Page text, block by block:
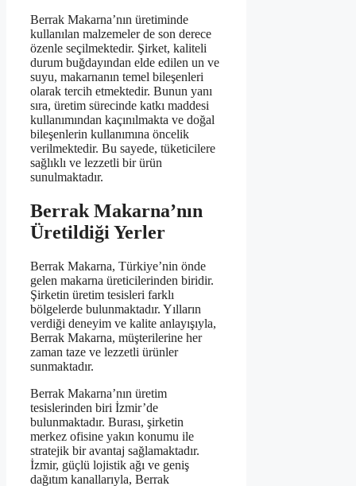
Berrak Makarna’nın üretiminde
kullanılan malzemeler de son derece
özenle seçilmektedir. Şirket, kaliteli
durum buğdayından elde edilen un ve
suyu, makarnanın temel bileşenleri
olarak tercih etmektedir. Bunun yanı
sıra, üretim sürecinde katkı maddesi
kullanımından kaçınılmakta ve doğal
bileşenlerin kullanımına öncelik
verilmektedir. Bu sayede, tüketicilere
sağlıklı ve lezzetli bir ürün
sunulmaktadır.
Berrak Makarna’nın
Üretildiği Yerler
Berrak Makarna, Türkiye’nin önde
gelen makarna üreticilerinden biridir.
Şirketin üretim tesisleri farklı
bölgelerde bulunmaktadır. Yılların
verdiği deneyim ve kalite anlayışıyla,
Berrak Makarna, müşterilerine her
zaman taze ve lezzetli ürünler
sunmaktadır.
Berrak Makarna’nın üretim
tesislerinden biri İzmir’de
bulunmaktadır. Burası, şirketin
merkez ofisine yakın konumu ile
stratejik bir avantaj sağlamaktadır.
İzmir, güçlü lojistik ağı ve geniş
dağıtım kanallarıyla, Berrak